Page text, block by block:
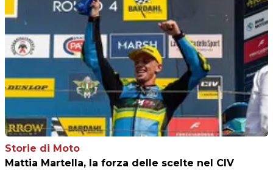
Storie di Moto
Mattia Martella, la forza delle scelte nel CIV